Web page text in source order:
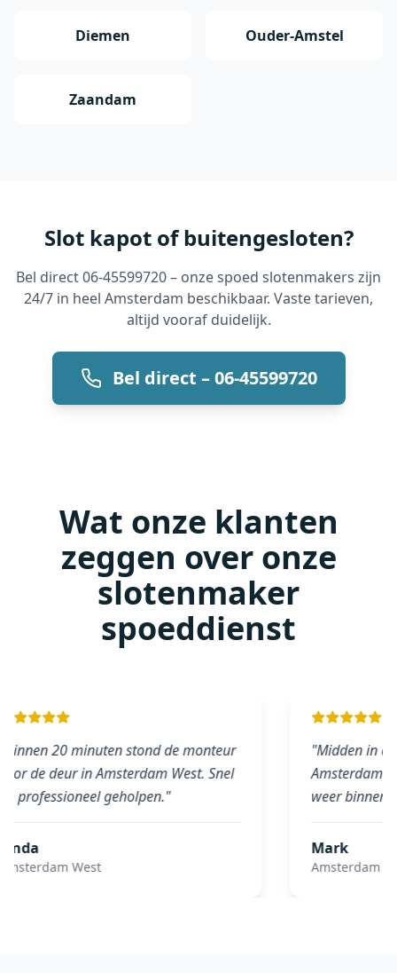
Diemen Ouder-Amstel
Zaandam
Slot kapot of buitengesloten?
Bel direct 06-45599720 – onze spoed slotenmakers zijn
24/7 in heel Amsterdam beschikbaar. Vaste tarieven,
altijd vooraf duidelijk.
Bel direct – 06-45599720
Wat onze klanten
zeggen over onze
slotenmaker
spoeddienst
Binnen 20 minuten stond de monteur
de deur in Amsterdam West. Snel
professioneel geholpen."
West
Midden in de
Amsterdam
weer binnen,
Mark
Amsterdam